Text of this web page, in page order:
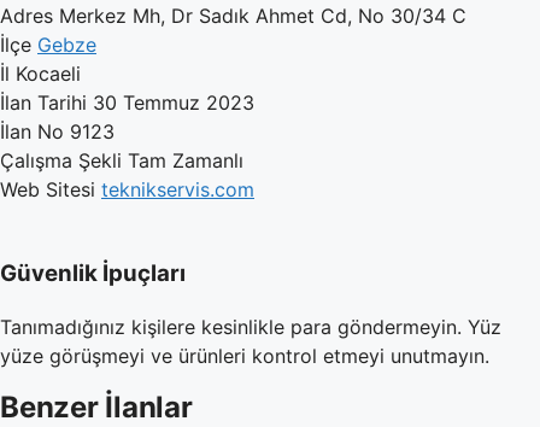
Adres Merkez Mh, Dr Sadık Ahmet Cd, No 30/34 C
İlçe Gebze
İl Kocaeli
İlan Tarihi 30 Temmuz 2023
İlan No 9123
Çalışma Şekli Tam Zamanlı
Web Sitesi teknikservis.com
Güvenlik İpuçları
Tanımadığınız kişilere kesinlikle para göndermeyin. Yüz
yüze görüşmeyi ve ürünleri kontrol etmeyi unutmayın.
Benzer İlanlar